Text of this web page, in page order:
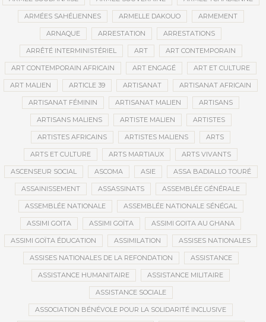
ARMÉES SAHÉLIENNES ARMELLE DAKOUO ARMEMENT
ARNAQUE ARRESTATION ARRESTATIONS
ARRÊTÉ INTERMINISTÉRIEL ART ART CONTEMPORAIN
ART CONTEMPORAIN AFRICAIN ART ENGAGÉ ART ET CULTURE
ART MALIEN ARTICLE 39 ARTISANAT ARTISANAT AFRICAIN
ARTISANAT FÉMININ ARTISANAT MALIEN ARTISANS
ARTISANS MALIENS ARTISTE MALIEN ARTISTES
ARTISTES AFRICAINS ARTISTES MALIENS ARTS
ARTS ET CULTURE ARTS MARTIAUX ARTS VIVANTS
ASCENSEUR SOCIAL ASCOMA ASIE ASSA BADIALLO TOURÉ
ASSAINISSEMENT ASSASSINATS ASSEMBLÉE GÉNÉRALE
ASSEMBLÉE NATIONALE ASSEMBLÉE NATIONALE SÉNÉGAL
ASSIMI GOITA ASSIMI GOÏTA ASSIMI GOITA AU GHANA
ASSIMI GOÏTA ÉDUCATION ASSIMILATION ASSISES NATIONALES
ASSISES NATIONALES DE LA REFONDATION ASSISTANCE
ASSISTANCE HUMANITAIRE ASSISTANCE MILITAIRE
ASSISTANCE SOCIALE
ASSOCIATION BÉNÉVOLE POUR LA SOLIDARITÉ INCLUSIVE